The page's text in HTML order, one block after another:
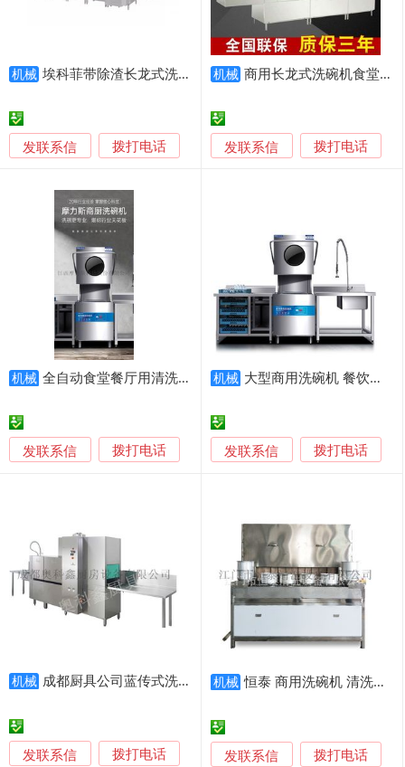
机械 埃科菲带除渣长龙式洗碗机
发联系信 拨打电话
机械 商用长龙式洗碗机食堂酒店一体通道式洗碗机，
发联系信 拨打电话
机械 全自动食堂餐厅用清洗机提拉自动烘干洗碗机
发联系信 拨打电话
机械 大型商用洗碗机 餐饮店酒店食堂洗碗机 揭盖式洗碗机
发联系信 拨打电话
机械 成都厨具公司蓝传式洗碗机
发联系信 拨打电话
机械 恒泰 商用洗碗机 清洗烘干流水线
发联系信 拨打电话